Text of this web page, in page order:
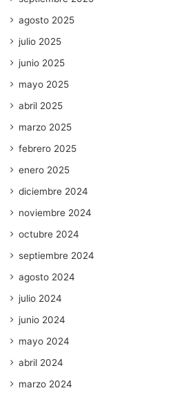
agosto 2025
julio 2025
junio 2025
mayo 2025
abril 2025
marzo 2025
febrero 2025
enero 2025
diciembre 2024
noviembre 2024
octubre 2024
septiembre 2024
agosto 2024
julio 2024
junio 2024
mayo 2024
abril 2024
marzo 2024